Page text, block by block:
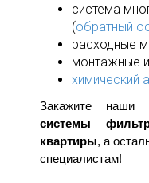
система
(обратный
расходные
монтажные
химический
Закажите наши
системы
квартиры, а
специалистам!